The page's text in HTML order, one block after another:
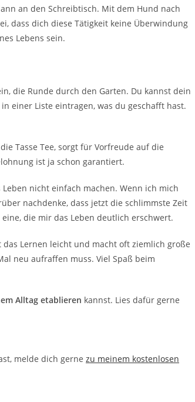
an den Schreibtisch. Mit dem Hund nach
dass dich diese Tätigkeit keine Überwindung
Lebens sein.
die Runde durch den Garten. Du kannst dein
einer Liste eintragen, was du geschafft hast.
Tasse Tee, sorgt für Vorfreude auf die
ist ja schon garantiert.
nicht einfach machen. Wenn ich mich
nachdenke, dass jetzt die schlimmste Zeit
die mir das Leben deutlich erschwert.
Lernen leicht und macht oft ziemlich große
neu aufraffen muss. Viel Spaß beim
Alltag etablieren kannst. Lies dafür gerne
melde dich gerne zu meinem kostenlosen